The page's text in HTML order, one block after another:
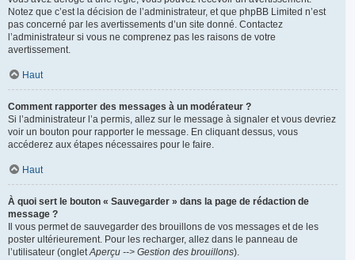
Notez que c’est la décision de l’administrateur, et que phpBB Limited n’est
pas concerné par les avertissements d’un site donné. Contactez
l’administrateur si vous ne comprenez pas les raisons de votre
avertissement.
Haut
Comment rapporter des messages à un modérateur ?
Si l’administrateur l’a permis, allez sur le message à signaler et vous devriez
voir un bouton pour rapporter le message. En cliquant dessus, vous
accéderez aux étapes nécessaires pour le faire.
Haut
À quoi sert le bouton « Sauvegarder » dans la page de rédaction de
message ?
Il vous permet de sauvegarder des brouillons de vos messages et de les
poster ultérieurement. Pour les recharger, allez dans le panneau de
l’utilisateur (ongletAperçu --> Gestion des brouillons).